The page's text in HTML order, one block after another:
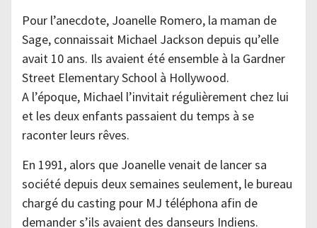
Pour l’anecdote, Joanelle Romero, la maman de
Sage, connaissait Michael Jackson depuis qu’elle
avait 10 ans. Ils avaient été ensemble à la Gardner
Street Elementary School à Hollywood.
A l’époque, Michael l’invitait régulièrement chez lui
et les deux enfants passaient du temps à se
raconter leurs rêves.
En 1991, alors que Joanelle venait de lancer sa
société depuis deux semaines seulement, le bureau
chargé du casting pour MJ téléphona afin de
demander s’ils avaient des danseurs Indiens.